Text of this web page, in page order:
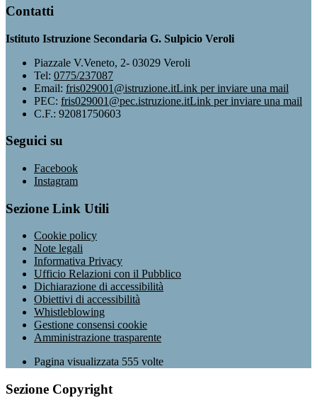
Contatti
Istituto Istruzione Secondaria G. Sulpicio Veroli
Piazzale V.Veneto, 2- 03029 Veroli
Tel: 0775/237087
Email: fris029001@istruzione.itLink per inviare una mail
PEC: fris029001@pec.istruzione.itLink per inviare una mail
C.F.: 92081750603
Seguici su
Facebook
Instagram
Sezione Link Utili
Cookie policy
Note legali
Informativa Privacy
Ufficio Relazioni con il Pubblico
Dichiarazione di accessibilità
Obiettivi di accessibilità
Whistleblowing
Gestione consensi cookie
Amministrazione trasparente
Pagina visualizzata 555 volte
Sezione Copyright